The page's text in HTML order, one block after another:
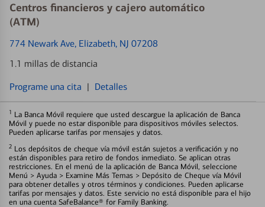
Centros financieros y cajero automático
(ATM)
774 Newark Ave, Elizabeth, NJ 07208
1.1 millas de distancia
Programe una cita | Detalles
1 La Banca Móvil requiere que usted descargue la aplicación de Banca
Móvil y puede no estar disponible para dispositivos móviles selectos.
Pueden aplicarse tarifas por mensajes y datos.
2 Los depósitos de cheque vía móvil están sujetos a verificación y no
están disponibles para retiro de fondos inmediato. Se aplican otras
restricciones. En el menú de la aplicación de Banca Móvil, seleccione
Menú > Ayuda > Examine Más Temas > Depósito de Cheque vía Móvil
para obtener detalles y otros términos y condiciones. Pueden aplicarse
tarifas por mensajes y datos. Este servicio no está disponible para el hijo
en una cuenta SafeBalance® for Family Banking.